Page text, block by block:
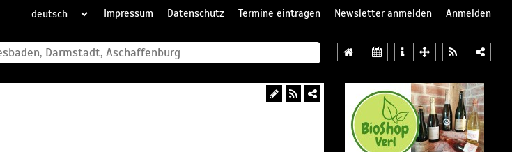
Impressum Datenschutz Termine eintragen Newsletter anmelden
Anmelden